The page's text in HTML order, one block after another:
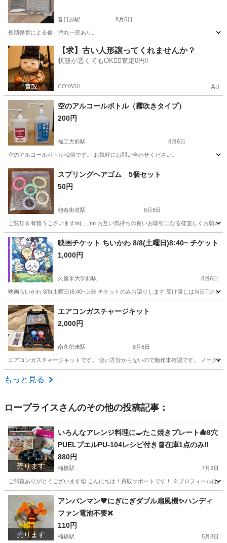
春日原駅 8月6日
長期保管による傷、汚れ一部あり。
福岡 春日市 春日原駅 その他
【求】古い人形譲ってくれませんか？
状態が悪くてもOK🙆‍♀️査定0円‼️
COYASH Ad
空のアルコールボトル（霧吹きタイプ）
200円
福工大前駅 8月6日
空のアルコールボトル×2個です。 お気軽にお問い合わせください。
福岡 福岡市 福工大前駅 その他
スプリングヘアゴム 5個セット
50円
朝倉街道駅 8月6日
ご覧頂き有難うございますm(_ _)m お互い気持ちの良いお取引になる様宜しくお願い
福岡 筑紫野市 朝倉街道駅 その他 状態
映画チケット ちいかわ 8/8(土曜日)8:40~ チケット
1,000円
久留米大学前駅 8月6日
映画ちいかわ 8/8(土曜日)8:40~上映 チケットのみお譲りします 受け渡しは当日Tジョ
福岡 久留米市 久留米大学前駅 その他
エアコンガスチャージキット
2,000円
南久留米駅 8月6日
エアコンガスチャージキットです。 使い方分からないので動作未確認です。 ノーク
福岡 久留米市
もっと見る
ロープライスさんのその他の投稿記事：
売ります
いろんなアレンジ料理に🍳たこ焼きプレート🐙8穴
PUELプエルPU-104レシピ付き🧾在庫1点のみ‼️
880円
楠橋駅 7月2日
ご閲覧ありがとうございます😊 こんにちは！買取サポートです！ ※プロフィールは
福岡 北九州市 楠橋駅 キッチン家電 たこ焼き
売ります
アンパンマン🤎にぎにぎダブル扇風機✨ハンディ
ファン電池不要❌
110円
楠橋駅 5月8日